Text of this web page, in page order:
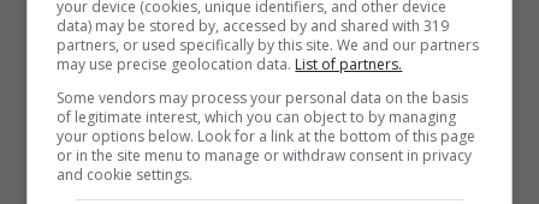
your device (cookies, unique identifiers, and other device
data) may be stored by, accessed by and shared with 319
partners, or used specifically by this site. We and our partners
may use precise geolocation data. List of partners.
Some vendors may process your personal data on the basis
of legitimate interest, which you can object to by managing
your options below. Look for a link at the bottom of this page
or in the site menu to manage or withdraw consent in privacy
and cookie settings.